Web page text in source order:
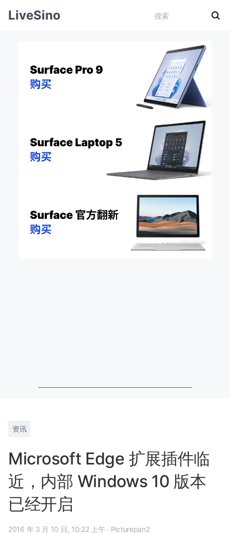
LiveSino
资讯
Microsoft Edge 扩展插件临
近，内部 Windows 10 版本
已经开启
2016 年 3 月 10 日, 10:22 上午 · Picturepan2